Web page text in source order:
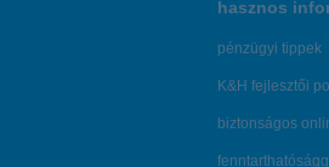
hasznos
pénzügyi tippek
K&H fejlesztői
biztonságos